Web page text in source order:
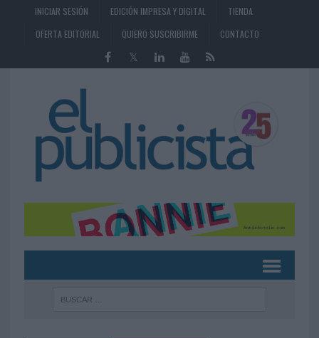
INICIAR SESIÓN EDICIÓN IMPRESA Y DIGITAL
TIENDA
OFERTA EDITORIAL
QUIERO SUSCRIBIRME CONTACTO